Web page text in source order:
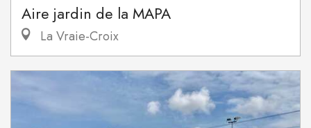
Aire jardin de la MAPA
La Vraie-Croix